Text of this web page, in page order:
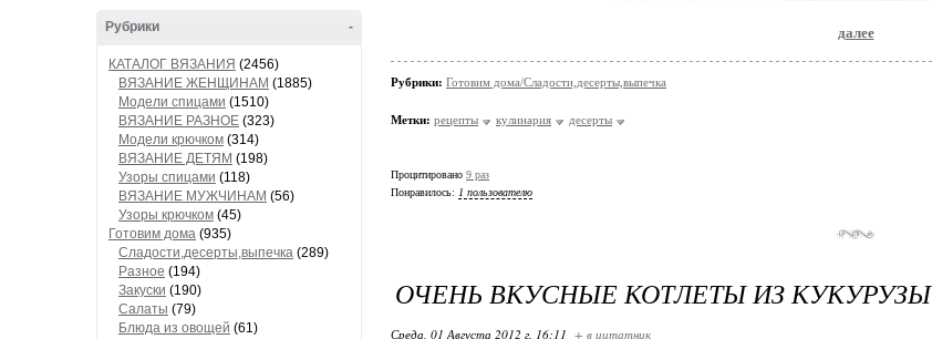
-
Рубрики
КАТАЛОГ ВЯЗАНИЯ (2456)
ВЯЗАНИЕ ЖЕНЩИНАМ (1885)
Модели спицами (1510)
ВЯЗАНИЕ РАЗНОЕ (323)
Модели крючком (314)
ВЯЗАНИЕ ДЕТЯМ (198)
Узоры спицами (118)
ВЯЗАНИЕ МУЖЧИНАМ (56)
Узоры крючком (45)
Готовим дома (935)
Сладости,десерты,выпечка (289)
Разное (194)
Закуски (190)
Салаты (79)
Блюда из овощей (61)
далее
Рубрики: Готовим дома/Сладости,десерты,выпечка
Метки: рецепты кулинария десерты
Процитировано 9 раз
Понравилось: 1 пользователю
ОЧЕНЬ ВКУСНЫЕ КОТЛЕТЫ ИЗ КУКУРУЗЫ
Среда, 01 Августа 2012 г. 16:11 + в цитатник